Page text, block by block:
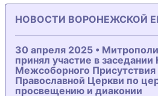
НОВОСТИ ВОРОНЕЖСКОЙ
30 апреля 2025 •
принял участие в заседании
Межсоборного Присутствия
Православной Церкви по
просвещению и диаконии